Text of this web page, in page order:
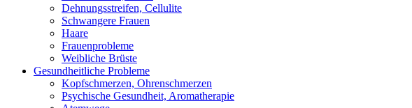
Dehnungsstreifen, Cellulite
Schwangere Frauen
Haare
Frauenprobleme
Weibliche Brüste
Gesundheitliche Probleme
Kopfschmerzen, Ohrenschmerzen
Psychische Gesundheit, Aromatherapie